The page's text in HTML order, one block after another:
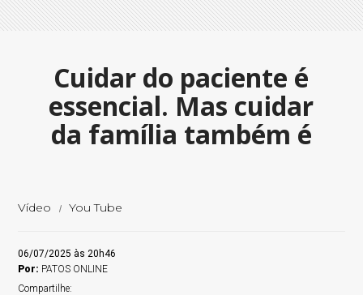
Cuidar do paciente é
essencial. Mas cuidar
da família também é
Vídeo You Tube
06/07/2025 às 20h46
Por: PATOS ONLINE
Compartilhe: